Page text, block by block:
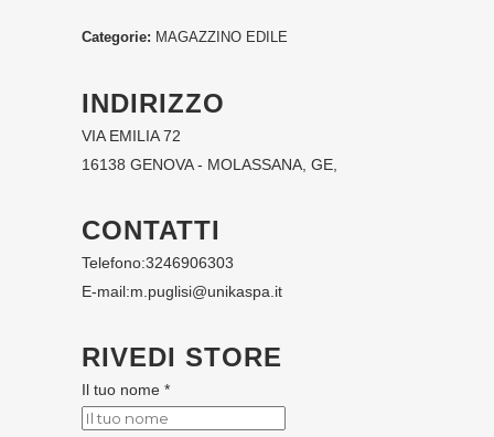
Categorie: MAGAZZINO EDILE
INDIRIZZO
VIA EMILIA 72
16138 GENOVA - MOLASSANA, GE,
CONTATTI
Telefono:3246906303
E-mail:m.puglisi@unikaspa.it
RIVEDI STORE
Il tuo nome *